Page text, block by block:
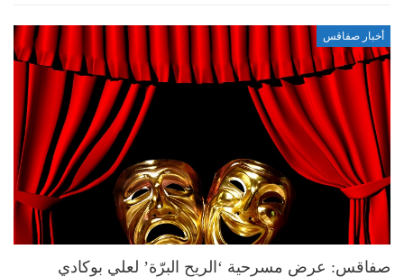
أخبار صفاقس
صفاقس: عرض مسرحية ‘الريح البرّة’ لعلي بوكادي